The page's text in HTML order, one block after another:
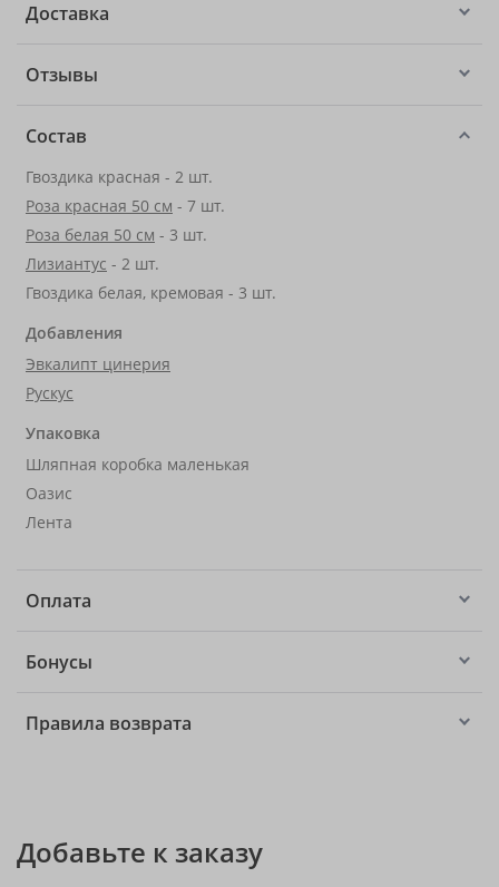
Доставка
Отзывы
Состав
Гвоздика красная - 2 шт.
Роза красная 50 см - 7 шт.
Роза белая 50 см - 3 шт.
Лизиантус - 2 шт.
Гвоздика белая, кремовая - 3 шт.
Добавления
Эвкалипт цинерия
Рускус
Упаковка
Шляпная коробка маленькая
Оазис
Лента
Оплата
Бонусы
Правила возврата
Добавьте к заказу